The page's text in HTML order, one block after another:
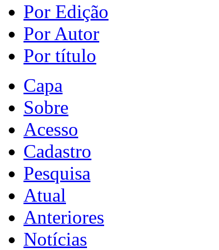
Por Edição
Por Autor
Por título
Capa
Sobre
Acesso
Cadastro
Pesquisa
Atual
Anteriores
Notícias